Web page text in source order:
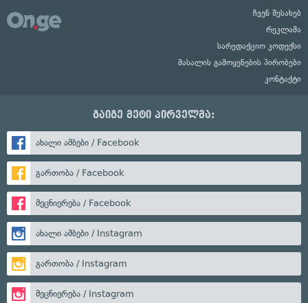
ჩვენ შესახებ
რეკლამა
სარედაქციო კოდექსი
მასალის გამოყენების პირობები
კონტაქტი
გაიგე მეტი პირველმა:
ახალი ამბები / Facebook
გართობა / Facebook
მეცნიერება / Facebook
ახალი ამბები / Instagram
გართობა / Instagram
მეცნიერება / Instagram